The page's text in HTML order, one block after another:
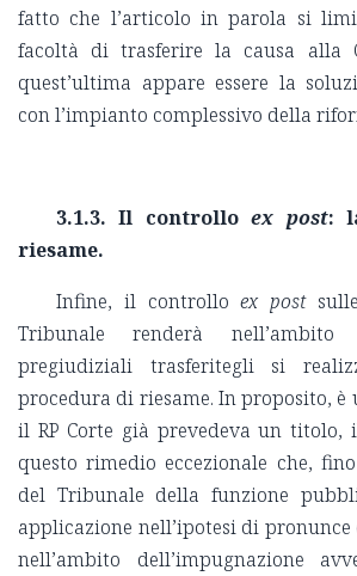
fatto che l’articolo in parola si
facoltà di trasferire la causa alla
quest’ultima appare essere la
con l’impianto complessivo della
3.1.3. Il controlloex post:
riesame.
Infine, il controlloex post
Tribunale renderà nell’ambito
pregiudiziali trasferitegli si
procedura di riesame. In proposito, è
il RP Corte già prevedeva un titolo,
questo rimedio eccezionale che,
del Tribunale della funzione
applicazione nell’ipotesi di pronunce
nell’ambito dell’impugnazione